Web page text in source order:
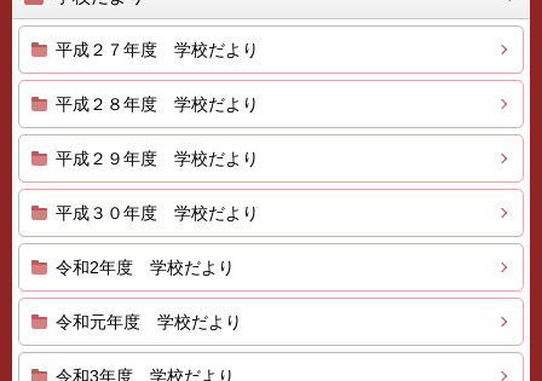
平成２７年度 学校だより
平成２８年度 学校だより
平成２９年度 学校だより
平成３０年度 学校だより
令和2年度 学校だより
令和元年度 学校だより
令和3年度 学校だより